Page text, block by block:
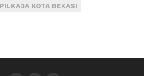
PILKADA KOTA BEKASI